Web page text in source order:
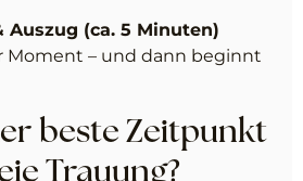
Auszug (ca. 5 Minuten)
Moment – und dann beginnt
beste Zeitpunkt
Trauung?